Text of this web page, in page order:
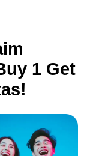
1 Get